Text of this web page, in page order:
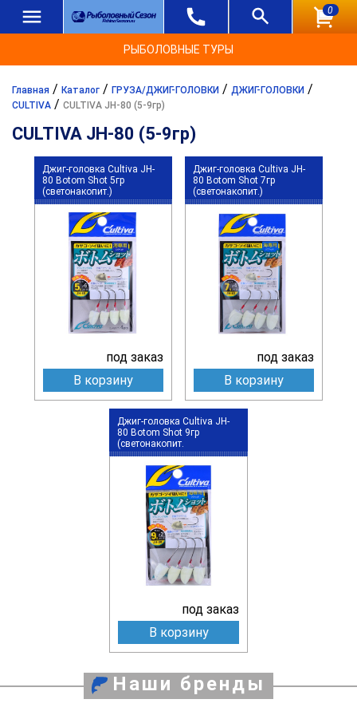
0
РЫБОЛОВНЫЕ ТУРЫ
Главная / Каталог / ГРУЗА/ДЖИГ-ГОЛОВКИ / ДЖИГ-ГОЛОВКИ /
CULTIVA / CULTIVA JH-80 (5-9гр)
CULTIVA JH-80 (5-9гр)
Джиг-головка Cultiva JH-
80 Botom Shot 5гр
(светонакопит.)
под заказ
В корзину
Джиг-головка Cultiva JH-
80 Botom Shot 7гр
(светонакопит.)
под заказ
В корзину
Джиг-головка Cultiva JH-
80 Botom Shot 9гр
(светонакопит.
под заказ
В корзину
Наши бренды